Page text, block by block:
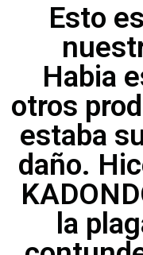
Esto
Habia
otros
estaba
daño.
la